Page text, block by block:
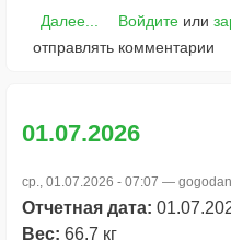
Далее... Войдитеили
отправлять комментарии
01.07.2026
ср., 01.07.2026 - 07:07 —
Отчетная дата:
Вес: 66.7 кг